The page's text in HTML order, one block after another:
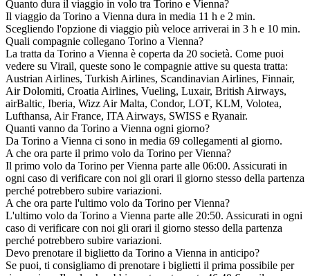
Quanto dura il viaggio in volo tra Torino e Vienna?
Il viaggio da Torino a Vienna dura in media 11 h e 2 min.
Scegliendo l'opzione di viaggio più veloce arriverai in 3 h e 10 min.
Quali compagnie collegano Torino a Vienna?
La tratta da Torino a Vienna è coperta da 20 società. Come puoi
vedere su Virail, queste sono le compagnie attive su questa tratta:
Austrian Airlines, Turkish Airlines, Scandinavian Airlines, Finnair,
Air Dolomiti, Croatia Airlines, Vueling, Luxair, British Airways,
airBaltic, Iberia, Wizz Air Malta, Condor, LOT, KLM, Volotea,
Lufthansa, Air France, ITA Airways, SWISS e Ryanair.
Quanti vanno da Torino a Vienna ogni giorno?
Da Torino a Vienna ci sono in media 69 collegamenti al giorno.
A che ora parte il primo volo da Torino per Vienna?
Il primo volo da Torino per Vienna parte alle 06:00. Assicurati in
ogni caso di verificare con noi gli orari il giorno stesso della partenza
perché potrebbero subire variazioni.
A che ora parte l'ultimo volo da Torino per Vienna?
L'ultimo volo da Torino a Vienna parte alle 20:50. Assicurati in ogni
caso di verificare con noi gli orari il giorno stesso della partenza
perché potrebbero subire variazioni.
Devo prenotare il biglietto da Torino a Vienna in anticipo?
Se puoi, ti consigliamo di prenotare i biglietti il prima possibile per